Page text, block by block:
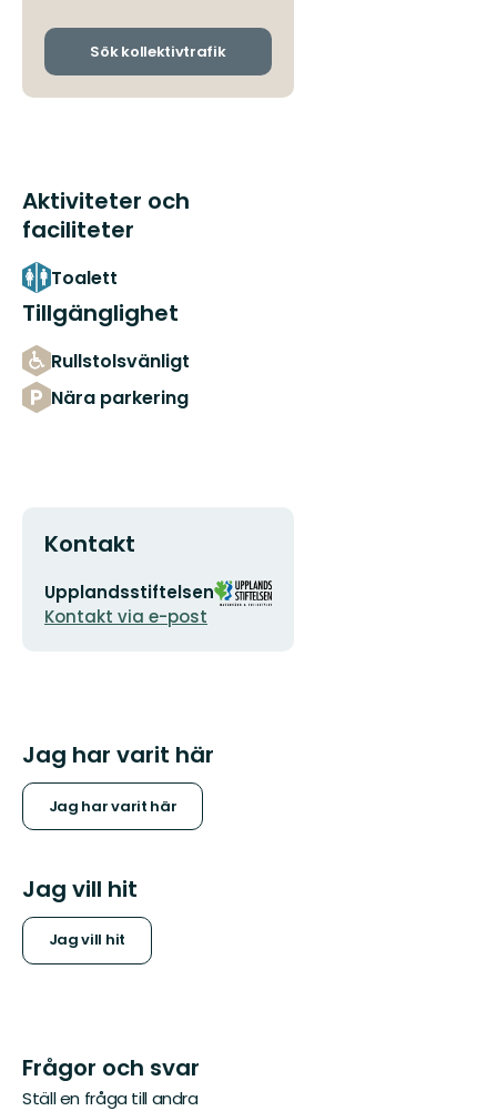
och
Sök kollektivtrafik
Aktiviteter och
faciliteter
Toalett
Tillgänglighet
Rullstolsvänligt
Nära parkering
Kontakt
E-
postadress
Upplandsstiftelsen
Kontakt via e-post
Organisationens
logotyp
Jag har varit här
Jag har varit här
Jag vill hit
Jag vill hit
Frågor och svar
Ställ en fråga till andra